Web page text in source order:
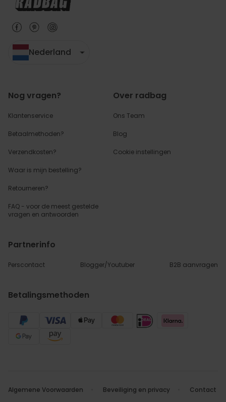
Nederland
Nog vragen?
Klantenservice
Betaalmethoden?
Verzendkosten?
Waar is mijn bestelling?
Retourneren?
FAQ - voor de meest gestelde
vragen en antwoorden
Over radbag
Ons Team
Blog
Cookie instellingen
Partnerinfo
Perscontact Blogger/Youtuber B2B aanvragen
Betalingsmethoden
Algemene Voorwaarden Beveiliging en privacy Contact